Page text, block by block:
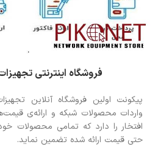
فروشگاه اینترنتی
پیکونت اولین فروشگاه آنلاین
واردات محصولات شبکه و ارائه‌ی
افتخار را دارد که تمامی محصولات
حتی قیمت ارائه شده تضمین نماید.